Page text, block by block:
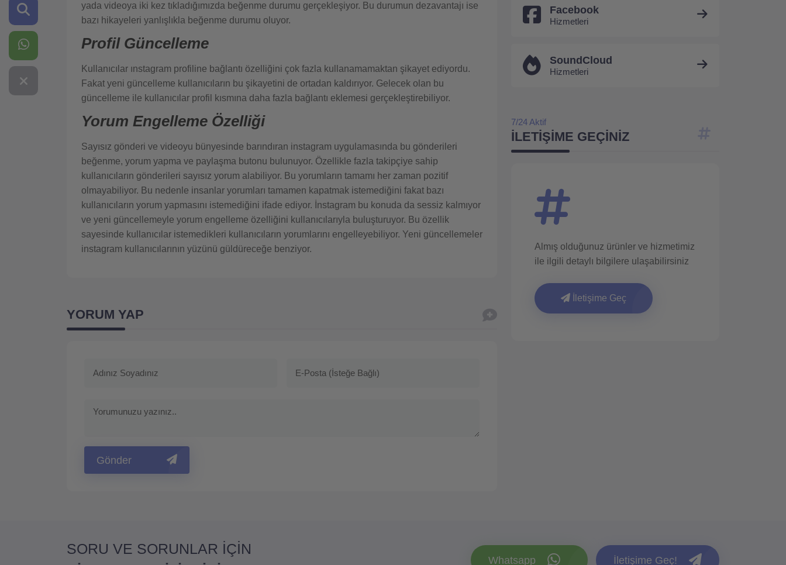
yada videoya iki kez tıkladığımızda beğenme durumu gerçekleşiyor. Bu durumun dezavantajı ise
bazı hikayeleri yanlışlıkla beğenme durumu oluyor.
Profil Güncelleme
Kullanıcılar ınstagram profiline bağlantı özelliğini çok fazla kullanamamaktan şikayet ediyordu.
Fakat yeni güncelleme kullanıcıların bu şikayetini de ortadan kaldırıyor. Gelecek olan bu
güncelleme ile kullanıcılar profil kısmına daha fazla bağlantı eklemesi gerçekleştirebiliyor.
Yorum Engelleme Özelliği
Sayısız gönderi ve videoyu bünyesinde barındıran instagram uygulamasında bu gönderileri
beğenme, yorum yapma ve paylaşma butonu bulunuyor. Özellikle fazla takipçiye sahip
kullanıcıların gönderileri sayısız yorum alabiliyor. Bu yorumların tamamı her zaman pozitif
olmayabiliyor. Bu nedenle insanlar yorumları tamamen kapatmak istemediğini fakat bazı
kullanıcıların yorum yapmasını istemediğini ifade ediyor. İnstagram bu konuda da sessiz kalmıyor
ve yeni güncellemeyle yorum engelleme özelliğini kullanıcılarıyla buluşturuyor. Bu özellik
sayesinde kullanıcılar istemedikleri kullanıcıların yorumlarını engelleyebiliyor. Yeni güncellemeler
instagram kullanıcılarının yüzünü güldüreceğe benziyor.
YORUM YAP
Gönder
Facebook
Hizmetleri
SoundCloud
Hizmetleri
7/24 Aktif
İLETIŞIME GEÇINIZ
Almış olduğunuz ürünler ve hizmetimiz
ile ilgili detaylı bilgilere ulaşabilirsiniz
İletişime Geç
SORU VE SORUNLAR İÇİN
Whatsapp İletişime Geç!